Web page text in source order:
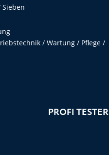
/ Wartung / Pflege /
PROFI TESTER